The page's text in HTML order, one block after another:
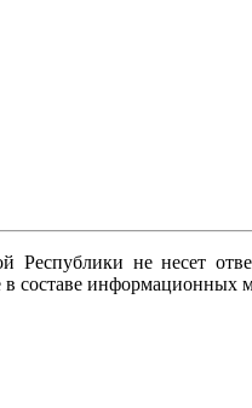
Республики не несет
составе